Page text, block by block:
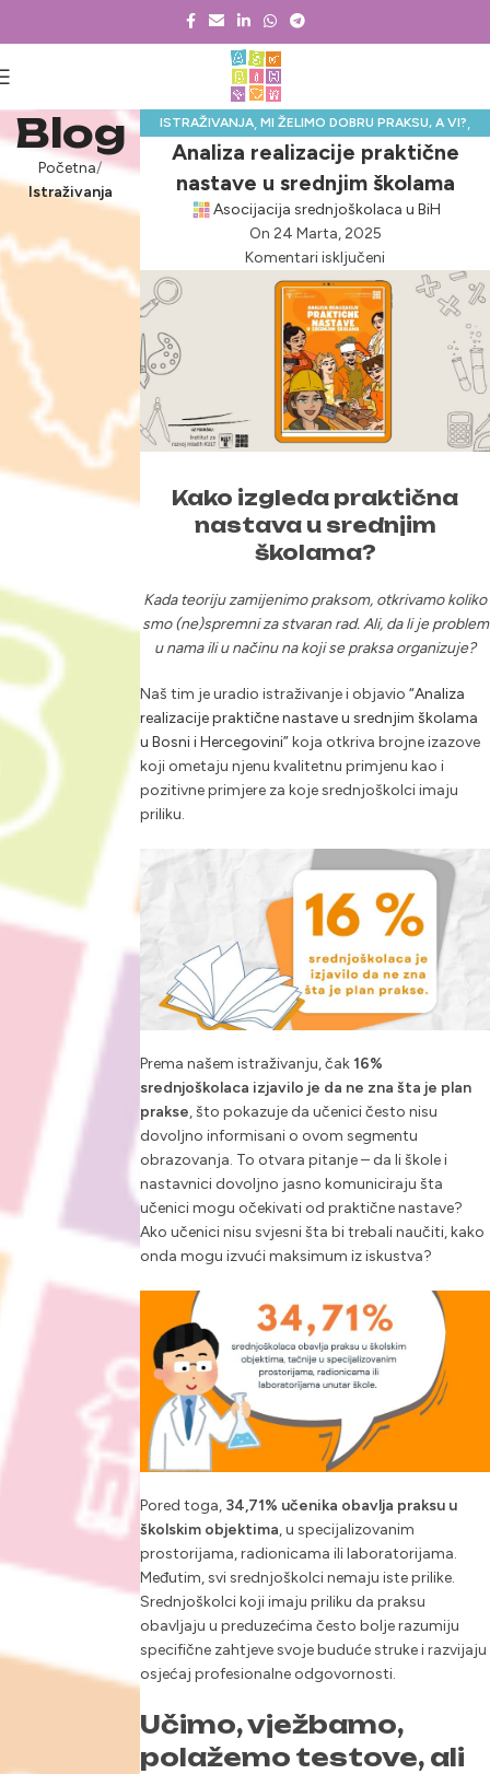
Blog
Početna
Istraživanja
ISTRAŽIVANJA,MI ŽELIMO DOBRU PRAKSU, A VI?,
NOVOSTI & PROJEKTI,PRAKTIČNA NASTAVA
Analiza realizacije praktične
nastave u srednjim školama
Asocijacija srednjoškolaca u BiH
On 24 Marta, 2025
Komentari isključeni
Kako izgleda praktična
nastava u srednjim
školama?
Kada teoriju zamijenimo praksom, otkrivamo koliko
smo (ne)spremni za stvaran rad. Ali, da li je problem
u nama ili u načinu na koji se praksa organizuje?
Naš tim je uradio istraživanje i objavio“Analiza
realizacije praktične nastave u srednjim školama
u Bosni i Hercegovini”koja otkriva brojne izazove
koji ometaju njenu kvalitetnu primjenu kao i
pozitivne primjere za koje srednjoškolci imaju
priliku.
Prema našem istraživanju, čak16%
srednjoškolaca izjavilo je da ne zna šta je plan
prakse, što pokazuje da učenici često nisu
dovoljno informisani o ovom segmentu
obrazovanja. To otvara pitanje – da li škole i
nastavnici dovoljno jasno komuniciraju šta
učenici mogu očekivati od praktične nastave?
Ako učenici nisu svjesni šta bi trebali naučiti, kako
onda mogu izvući maksimum iz iskustva?
Pored toga, 34,71% učenika obavlja praksu u
školskim objektima, u specijalizovanim
prostorijama, radionicama ili laboratorijama.
Međutim, svi srednjoškolci nemaju iste prilike.
Srednjoškolci koji imaju priliku da praksu
obavljaju u preduzećima često bolje razumiju
specifične zahtjeve svoje buduće struke i razvijaju
osjećaj profesionalne odgovornosti.
Učimo, vježbamo,
polažemo testove, ali